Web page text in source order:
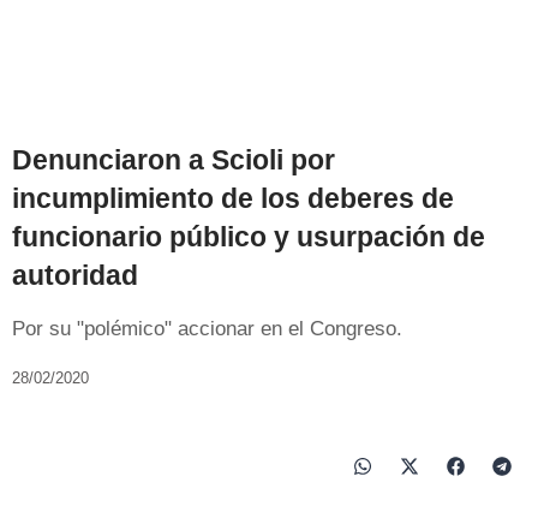
Denunciaron a Scioli por
incumplimiento de los deberes de
funcionario público y usurpación de
autoridad
Por su "polémico" accionar en el Congreso.
28/02/2020